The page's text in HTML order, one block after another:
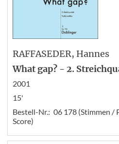
RAFFASEDER, Hannes
What gap? - 2.
2001
15'
Bestell-Nr.: 06 178 (Stimmen /
Score)